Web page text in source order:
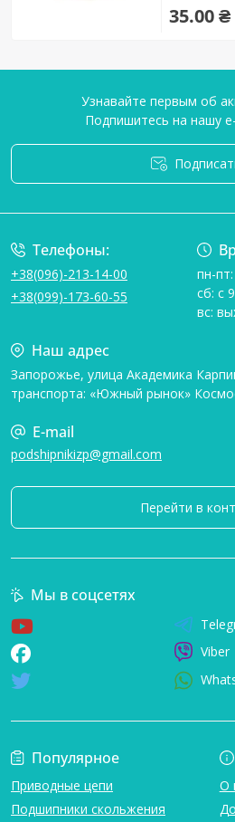
35.00 ₴
Узнавайте первым об
Подпишитесь на нашу
Телефоны:
+38(096)-213-14-00
+38(099)-173-60-55
пн-
сб: с
вс:
Наш адрес
Запорожье, улица Академика
транспорта: «Южный рынок»
E-mail
podshipnikizp@gmail.com
Перейти в
Популярное
Приводные цепи
Подшипники скольжения
О
Мы в соцсетях
Viber